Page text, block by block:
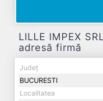
LILLE IMPEX
adresă firmă
Județ
BUCURESTI
Localitatea